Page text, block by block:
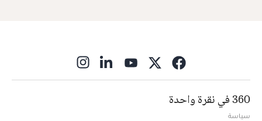
360 في نقرة واحدة
سياسة